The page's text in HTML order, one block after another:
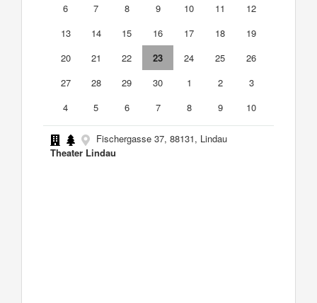
6
7 8 9 10 11
12
13
14 15 16 17 18
19
20
21 22 23 24 25
26
27
28 29 30 1 2
3
4
5 6 7 8 9 10
Fischergasse 37, 88131, Lindau
Theater Lindau